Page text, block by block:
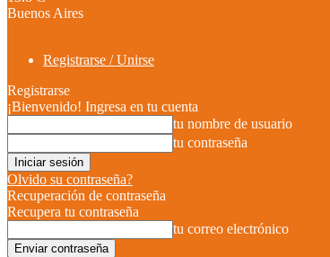
Buenos Aires
Registrarse / Unirse
Registrarse
¡Bienvenido! Ingresa en tu cuenta
tu nombre de usuario
tu contraseña
Olvido su contraseña?
Recuperación de contraseña
Recupera tu contraseña
tu correo electrónico